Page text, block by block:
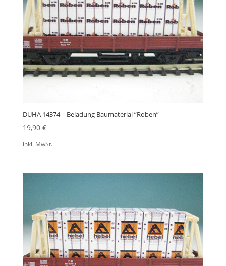
DUHA 14374 – Beladung Baumaterial ”Roben”
19,90 €
inkl. MwSt.